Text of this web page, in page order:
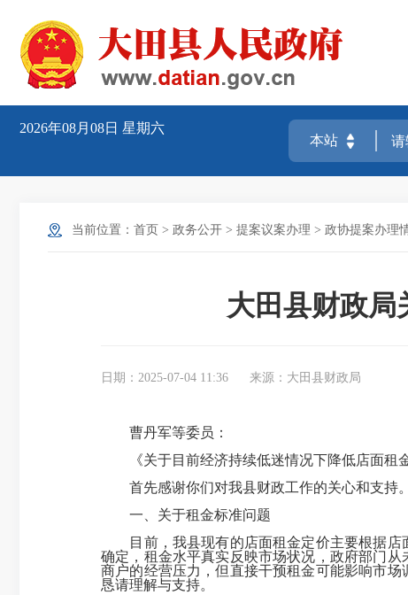
2026年08月08日 星期六
当前位置： 首页 > 政务公开 > 提案议案办理 > 政协提案办理
大田县财政局
日期：2025-07-04 11:36 来源：大田县财政局
曹丹军等委员：
《关于目前经济持续低迷情况下降低店面租金
首先感谢你们对我县财政工作的关心和支持。
一、关于租金标准问题
目前，我县现有的店面租金定价主要根据店
确定，租金水平真实反映市场状况，政府部门
商户的经营压力，但直接干预租金可能影响市
恳请理解与支持。